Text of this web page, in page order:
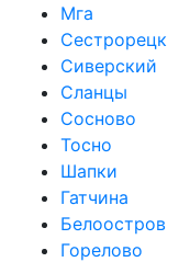
Мга
Сестрорецк
Сиверский
Сланцы
Сосново
Тосно
Шапки
Гатчина
Белоостров
Горелово